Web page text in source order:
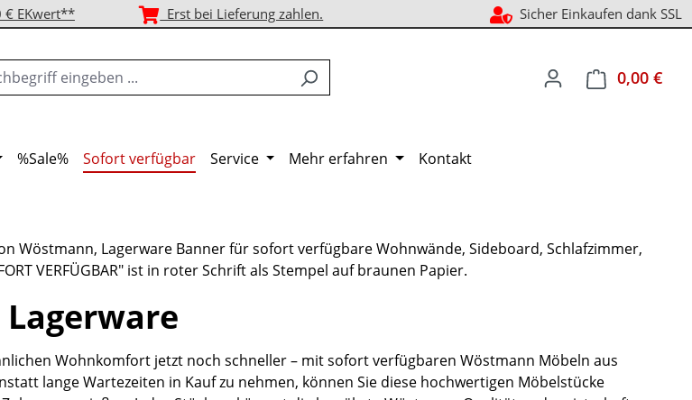
€ EKwert** Erst bei Lieferung zahlen. Sicher Einkaufen dank SSL
0,00 €
%Sale% Sofort verfügbar Service Mehr erfahren Kontakt
Wohnkomfort jetzt noch schneller – mit sofort verfügbaren Wöstmann Möbeln aus
lange Wartezeiten in Kauf zu nehmen, können Sie diese hochwertigen Möbelstücke